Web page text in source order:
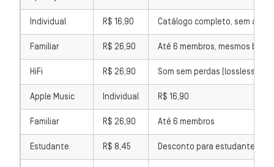
Individual R$ 16,90 Catálogo completo, sem
Familiar R$ 26,90 Até 6 membros, mesmos
HiFi R$ 26,90 Som sem perdas (lossless)
Apple Music Individual R$ 16,90
Familiar R$ 26,90 Até 6 membros
Estudante R$ 8,45 Desconto para estudantes